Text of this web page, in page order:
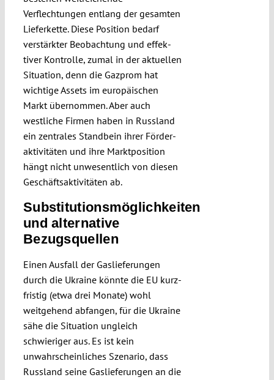
Verflechtungen entlang der gesamten
Lieferkette. Diese Posi­tion bedarf
verstärkter Beobach­tung und effek­
tiver Kontrolle, zumal in der aktuellen
Situation, denn die Gazprom hat
wichtige Assets im europäischen
Markt übernommen. Aber auch
westliche Firmen haben in Russland
ein zentrales Stand­bein ihrer Förder­
aktivitäten und ihre Marktposition
hängt nicht unwesentlich von diesen
Geschäftsaktivitäten ab.
Substitutionsmöglichkeiten
und alternative
Bezugsquellen
Einen Ausfall der Gaslieferungen
durch die Ukraine könnte die EU kurz­
fristig (etwa drei Monate) wohl
weitgehend abfangen, für die Ukraine
sähe die Situation ungleich
schwieriger aus. Es ist kein
unwahrscheinliches Szenario, dass
Russland seine Gaslieferungen an die